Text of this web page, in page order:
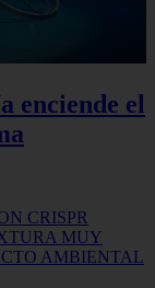
enciende el